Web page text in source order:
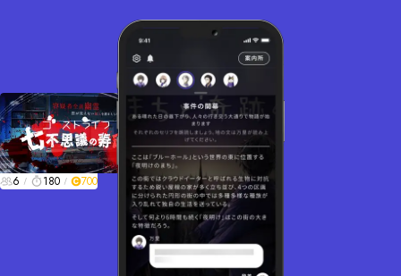
6 180 700